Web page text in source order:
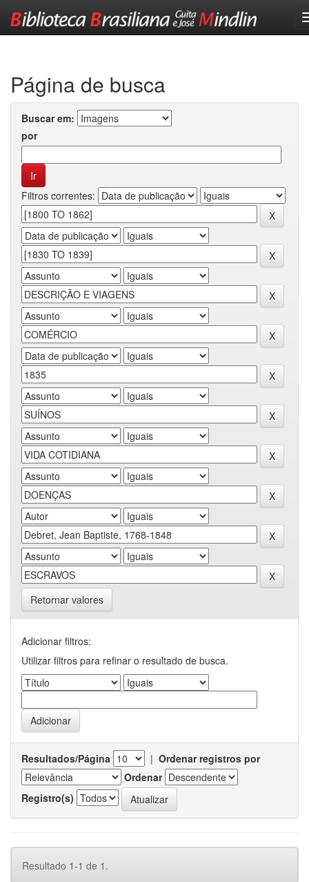
Página de busca
Buscar em:
por
Filtros correntes:
Retornar valores
Adicionar filtros:
Utilizar filtros para refinar o resultado de busca.
Resultados/Página | Ordenar registros por
Ordenar
Registro(s)
Resultado 1-1 de 1.